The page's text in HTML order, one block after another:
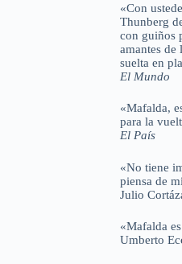
«Con
Thunberg
con guiños
amantes de
suelta en
El Mundo
«Mafalda,
para la
El País
«No tiene
piensa de
Julio
«Mafalda
Umberto